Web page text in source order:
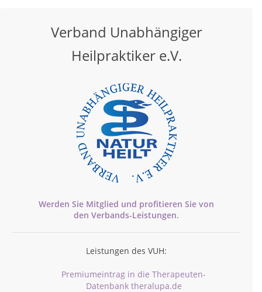
Verband Unabhängiger
Heilpraktiker e.V.
Werden Sie Mitglied und profitieren Sie von
den Verbands-Leistungen.
Leistungen des VUH:
Premiumeintrag in die Therapeuten-
Datenbank theralupa.de